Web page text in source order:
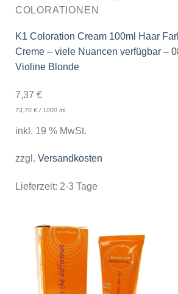
COLORATIONEN
K1 Coloration Cream 100ml Haar
Creme – viele Nuancen verfügbar –
Violine Blonde
7,37 €
73,70 €/ 1000 ml
inkl. 19 % MwSt.
zzgl. Versandkosten
Lieferzeit: 2-3 Tage